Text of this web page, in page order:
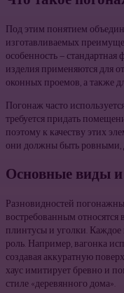
Под этим понятием
изготавливаемых
особенность —
изделия применяются для
оконных проемов, а также
Погонаж часто
требуется придать
поэтому к качеству этих
они должны быть ровными,
Основные виды и
Разновидностей
востребованным относятся
плинтусы и уголки.
роль. Например, вагонка
создавая аккуратную
хаус имитирует бревно и
стиле «деревянного дома».